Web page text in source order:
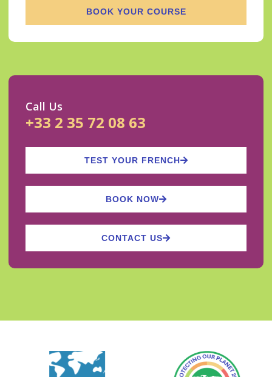
BOOK YOUR COURSE
Call Us
+33 2 35 72 08 63
TEST YOUR FRENCH
BOOK NOW
CONTACT US